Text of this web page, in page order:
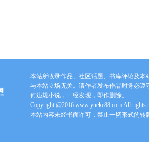
本站所收录作品、社区话题、书库评论及本
与本站立场无关。请作者发布作品时务必遵
何违规小说，一经发现，即作删除。
Copyright @2016 www.yueke88.com All rights
本站内容未经书面许可，禁止一切形式的转